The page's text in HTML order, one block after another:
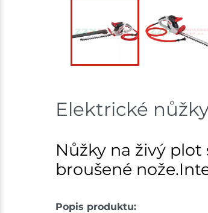
Elektrické
Nůžky na živý
broušené
Popis produktu: